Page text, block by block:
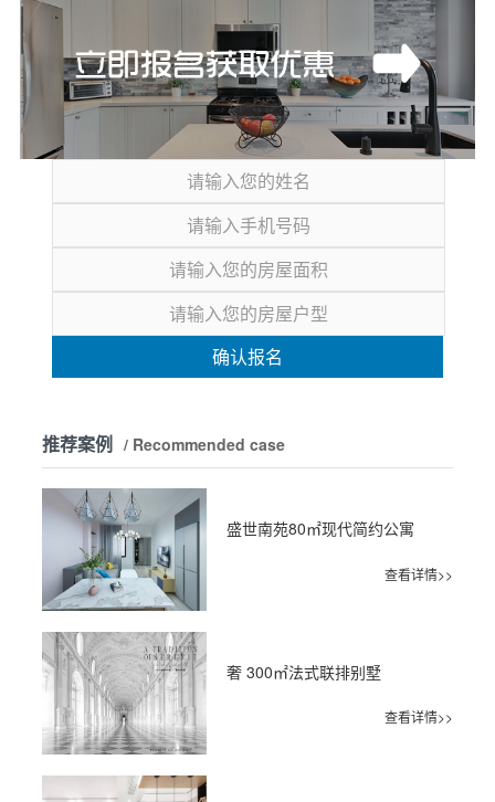
确认报名
推荐案例 / Recommended case
盛世南苑80㎡现代简约公寓
查看详情>>
奢 300㎡法式联排别墅
查看详情>>